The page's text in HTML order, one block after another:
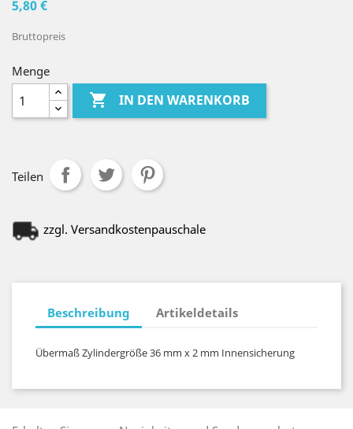
5,80 €
Bruttopreis
Menge
 IN DEN WARENKORB
Teilen
zzgl. Versandkostenpauschale
Beschreibung Artikeldetails
Übermaß Zylindergröße 36 mm x 2 mm Innensicherung